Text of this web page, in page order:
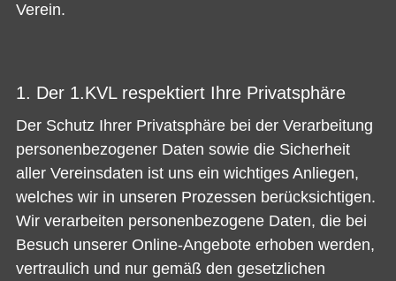
Verein.
1. Der 1.KVL respektiert Ihre Privatsphäre
Der Schutz Ihrer Privatsphäre bei der Verarbeitung
personenbezogener Daten sowie die Sicherheit
aller Vereinsdaten ist uns ein wichtiges Anliegen,
welches wir in unseren Prozessen berücksichtigen.
Wir verarbeiten personenbezogene Daten, die bei
Besuch unserer Online-Angebote erhoben werden,
vertraulich und nur gemäß den gesetzlichen